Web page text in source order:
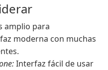
amplio para
moderna con muchas
Interfaz fácil de usar